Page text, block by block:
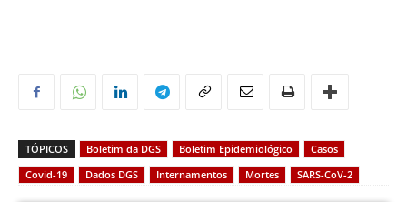
TÓPICOS Boletim da DGS Boletim Epidemiológico
Casos
Covid-19
Dados DGS Internamentos Mortes SARS-CoV-2